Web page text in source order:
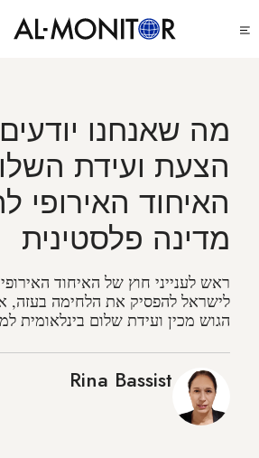
לתוכן
מה שאנחנו
הצעת ועידת
האיחוד האירופי
מדינה פלסטינית
ראש לענייני חוץ של האיחוד
לישראל להפסיק את הלחימה בעזה,
הגוש מכין ועידת שלום בינלאומית
Rina Bassist